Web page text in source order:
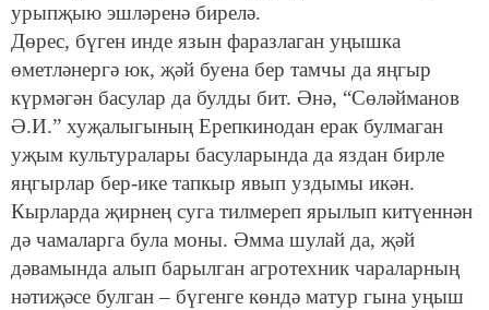
урыпҗыю эшләренә бирелә.
Дөрес, бүген инде язын фаразлаган уңышка
өметләнергә юк, җәй буена бер тамчы да яңгыр
күрмәгән басулар да булды бит. Әнә, “Сөләйманов
Ә.И.” хуҗалыгының Ерепкинодан ерак булмаган
уҗым культуралары басуларында да яздан бирле
яңгырлар бер-ике тапкыр явып уздымы икән.
Кырларда җирнең суга тилмереп ярылып китүеннән
дә чамаларга була моны. Әмма шулай да, җәй
дәвамында алып барылган агротехник чараларның
нәтиҗәсе булган – бүгенге көндә матур гына уңыш